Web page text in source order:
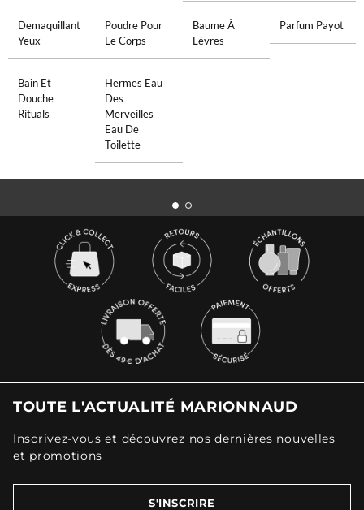
Demaquillant
Yeux
Poudre Pour
Le Corps
Baume À
Lèvres
Parfum Payot
Bain Et
Douche
Rituals
Hermes Eau
Des
Merveilles
Eau De
Toilette
TOUTE L'ACTUALITÉ MARIONNAUD
Inscrivez-vous et découvrez nos dernières nouvelles
et promotions
S'INSCRIRE